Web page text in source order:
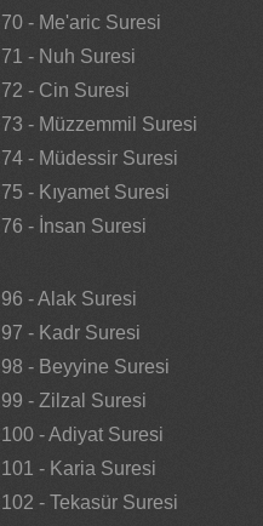
70 - Me'aric Suresi
71 - Nuh Suresi
72 - Cin Suresi
73 - Müzzemmil Suresi
74 - Müdessir Suresi
75 - Kıyamet Suresi
76 - İnsan Suresi
96 - Alak Suresi
97 - Kadr Suresi
98 - Beyyine Suresi
99 - Zilzal Suresi
100 - Adiyat Suresi
101 - Karia Suresi
102 - Tekasür Suresi